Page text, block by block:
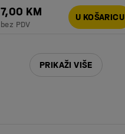
7,00 KM
bez PDV
U KOŠARICU
PRIKAŽI VIŠE